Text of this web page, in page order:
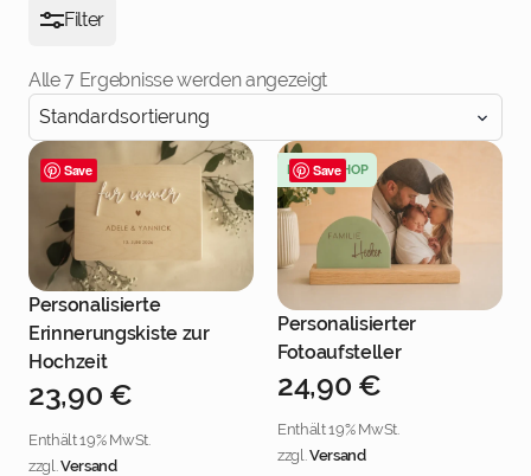
Filter
Alle 7 Ergebnisse werden angezeigt
Save
Personalisierte
Erinnerungskiste zur
Hochzeit
Jetzt personalisieren
23,90 €
Enthält 19% MwSt.
zzgl.Versand
Save
Personalisierter
Fotoaufsteller
NEU IM SHOP
Jetzt personalisieren
24,90 €
Enthält 19% MwSt.
zzgl.Versand